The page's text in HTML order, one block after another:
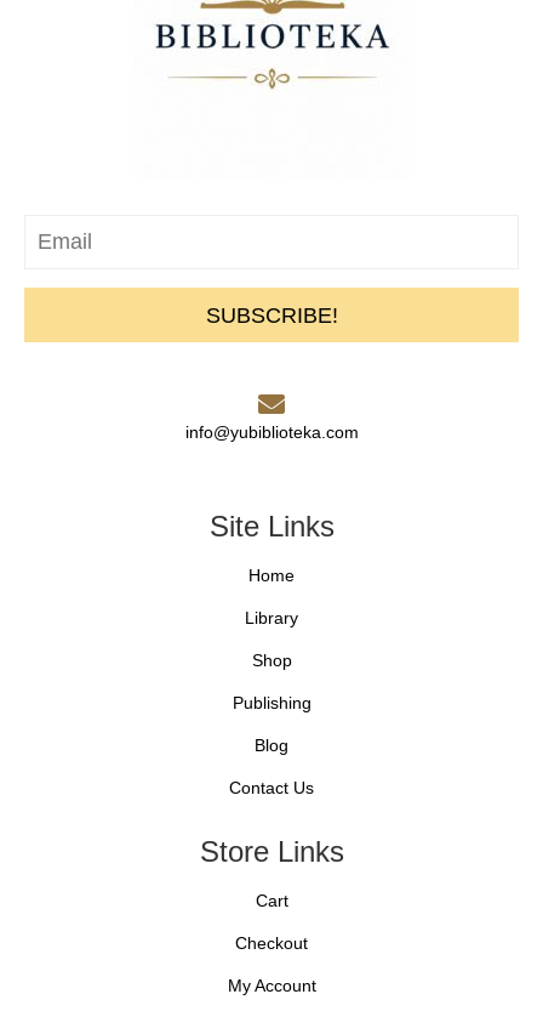
SUBSCRIBE!
info@yubiblioteka.com
Site Links
Home
Library
Shop
Publishing
Blog
Contact Us
Store Links
Cart
Checkout
My Account